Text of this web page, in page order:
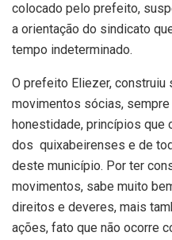
colocado pelo prefeito,
a orientação do sindicato
tempo indeterminado.
O prefeito Eliezer, construiu
movimentos sócias,
honestidade, princípios que
dos quixabeirenses e de
deste município. Por ter
movimentos, sabe muito
direitos e deveres, mais
ações, fato que não ocorre